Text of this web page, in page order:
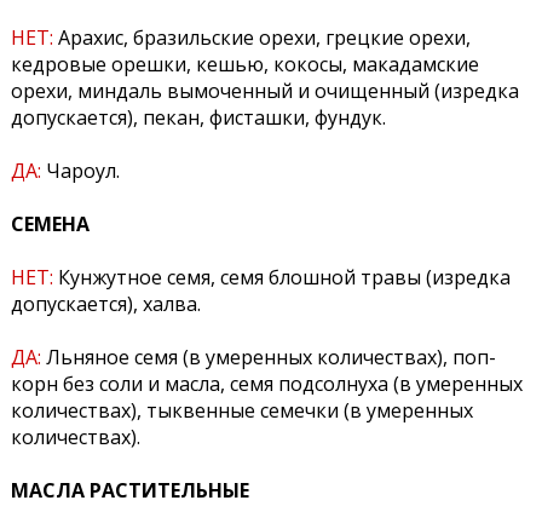
НЕТ: Арахис, бразильские орехи, грецкие орехи,
кедровые орешки, кешью, кокосы, макадамские
орехи, миндаль вымоченный и очищенный (изредка
допускается), пекан, фисташки, фундук.
ДА: Чароул.
СЕМЕНА
НЕТ: Кунжутное семя, семя блошной травы (изредка
допускается), халва.
ДА: Льняное семя (в умеренных количествах), поп-
корн без соли и масла, семя подсолнуха (в умеренных
количествах), тыквенные семечки (в умеренных
количествах).
МАСЛА РАСТИТЕЛЬНЫЕ